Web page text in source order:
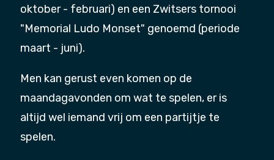
oktober - februari) en een Zwitsers tornooi
"Memorial Ludo Monset" genoemd (periode
maart - juni).
Men kan gerust even komen op de
maandagavonden om wat te spelen, er is
altijd wel iemand vrij om een partijtje te
spelen.